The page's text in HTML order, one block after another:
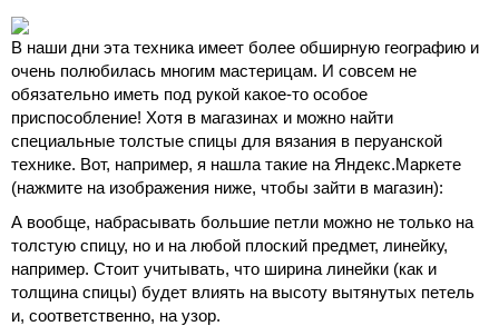
В наши дни эта техника имеет более обширную географию и
очень полюбилась многим мастерицам. И совсем не
обязательно иметь под рукой какое-то особое
приспособление! Хотя в магазинах и можно найти
специальные толстые спицы для вязания в перуанской
технике. Вот, например, я нашла такие на Яндекс.Маркете
(нажмите на изображения ниже, чтобы зайти в магазин):
А вообще, набрасывать большие петли можно не только на
толстую спицу, но и на любой плоский предмет, линейку,
например. Стоит учитывать, что ширина линейки (как и
толщина спицы) будет влиять на высоту вытянутых петель
и, соответственно, на узор.